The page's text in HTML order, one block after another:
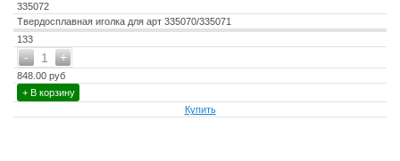
335072
Твердосплавная иголка для арт 335070/335071
133
+
- 1
848.00 руб
+ В корзину
Купить